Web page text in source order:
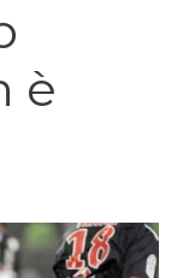
è